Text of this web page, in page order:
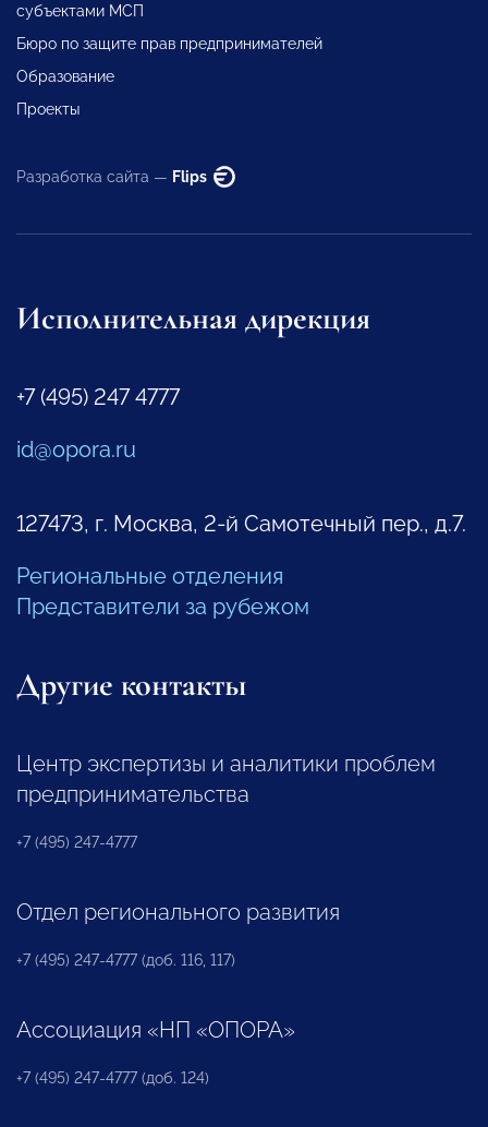
субъектами МСП
Бюро по защите прав предпринимателей
Образование
Проекты
Разработка сайта — Flips
Исполнительная дирекция
+7 (495) 247 4777
id@opora.ru
127473, г. Москва, 2-й Самотечный пер., д.7.
Региональные отделения
Представители за рубежом
Другие контакты
Центр экспертизы и аналитики проблем
предпринимательства
+7 (495) 247-4777
Отдел регионального развития
+7 (495) 247-4777 (доб. 116, 117)
Ассоциация «НП «ОПОРА»
+7 (495) 247-4777 (доб. 124)